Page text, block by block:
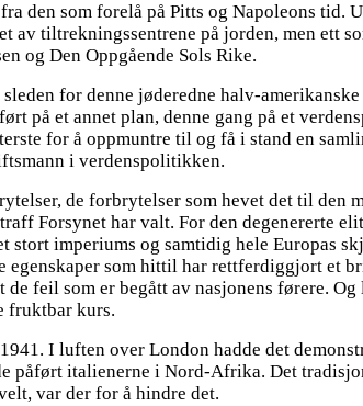
den som forelå på Pitts og Napoleons tid.
tiltrekningssentrene på jorden, men ett
og Den Oppgående Sols Rike.
for denne jøderedne halv-
på et annet plan, denne gang på et
for å oppmuntre til og få i stand en
i verdenspolitikken.
de forbrytelser som hevet det til den
Forsynet har valt. For den degenererte
imperiums og samtidig hele Europas
som hittil har rettferdiggjort et
feil som er begått av nasjonens førere.
fruktbar kurs.
I luften over London hadde det
påført italienerne i Nord-Afrika. Det
var der for å hindre det.